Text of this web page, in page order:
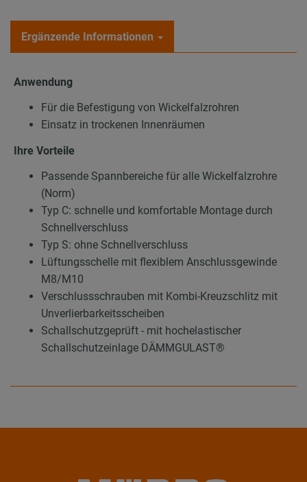
Ergänzende Informationen
Anwendung
Für die Befestigung von Wickelfalzrohren
Einsatz in trockenen Innenräumen
Ihre Vorteile
Passende Spannbereiche für alle Wickelfalzrohre
(Norm)
Typ C: schnelle und komfortable Montage durch
Schnellverschluss
Typ S: ohne Schnellverschluss
Lüftungsschelle mit flexiblem Anschlussgewinde
M8/M10
Verschlussschrauben mit Kombi-Kreuzschlitz mit
Unverlierbarkeitsscheiben
Schallschutzgeprüft - mit hochelastischer
Schallschutzeinlage DÄMMGULAST®